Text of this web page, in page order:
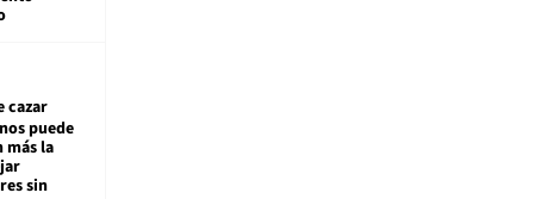
cazar
puede
más la
sin